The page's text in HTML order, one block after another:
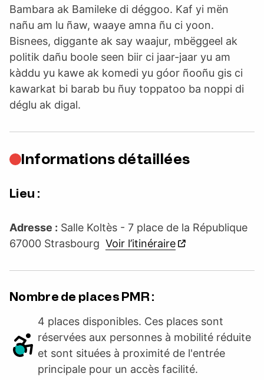
Bambara ak Bamileke di déggoo. Kaf yi mën
nañu am lu ñaw, waaye amna ñu ci yoon.
Bisnees, diggante ak say waajur, mbëggeel ak
politik dañu boole seen biir ci jaar-jaar yu am
kàddu yu kawe ak komedi yu góor ñooñu gis ci
kawarkat bi barab bu ñuy toppatoo ba noppi di
déglu ak digal.
Informations détaillées
Lieu :
Adresse : Salle Koltès - 7 place de la République
67000 Strasbourg Voir l’itinéraire
Nombre de places PMR :
4 places disponibles. Ces places sont
réservées aux personnes à mobilité réduite
et sont situées à proximité de l'entrée
principale pour un accès facilité.